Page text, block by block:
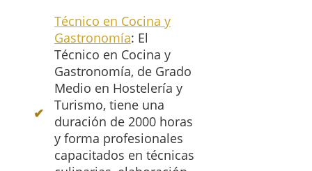
Técnico en Cocina y
Gastronomía: El
Técnico en Cocina y
Gastronomía, de Grado
Medio en Hostelería y
Turismo, tiene una
duración de 2000 horas
y forma profesionales
capacitados en técnicas